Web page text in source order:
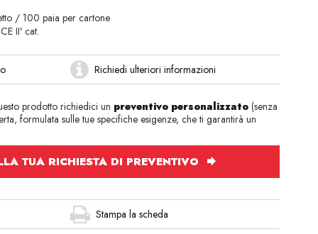
/ 100 paia per cartone
IIª cat.
Richiedi ulteriori informazioni
prodotto richiedici un preventivo personalizzato (senza
formulata sulle tue specifiche esigenze, che ti garantirà un
TUA RICHIESTA DI PREVENTIVO
Stampa la scheda